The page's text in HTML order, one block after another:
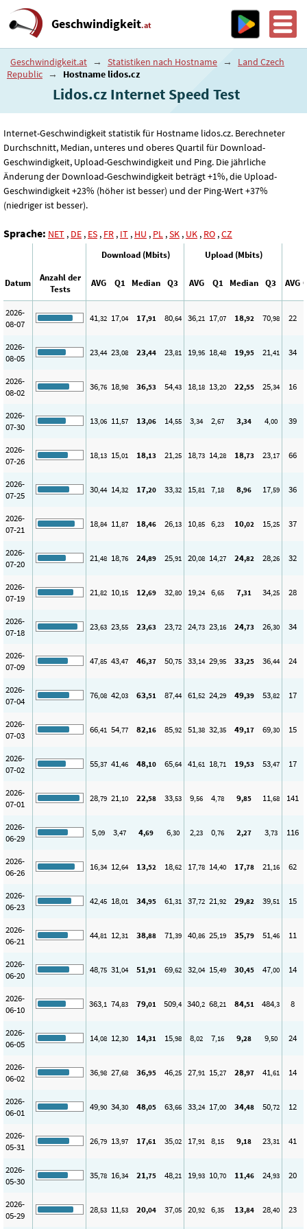
Geschwindigkeit.at
Geschwindigkeit.at → Statistiken nach Hostname →
Land Czech
Republic → Hostname lidos.cz
Lidos.cz Internet Speed ​​Test
Internet-Geschwindigkeit statistik für Hostname lidos.cz. Berechneter
Durchschnitt, Median, unteres und oberes Quartil für Download-
Geschwindigkeit, Upload-Geschwindigkeit und Ping. Die jährliche
Änderung der Download-Geschwindigkeit beträgt +1%, die Upload-
Geschwindigkeit +23% (höher ist besser) und der Ping-Wert +37%
(niedriger ist besser).
Sprache: NET , DE , ES , FR , IT , HU , PL ,SK , UK , RO ,CZ
Download (Mbits) Upload (Mbits)
Datum
Anzahl der
Tests
AVG Q1 Median Q3 AVG Q1 Median Q3 AVG
2026-
08-07
41,32 17,04 17,91 80,64 36,21 17,07 18,92 70,98 22
2026-
08-05
23,44 23,08 23,44 23,81 19,95 18,48 19,95 21,41 34
2026-
08-02
36,76 18,98 36,53 54,43 18,18 13,20 22,55 25,34 16
2026-
07-30
13,06 11,57 13,06 14,55 3,34 2,67 3,34 4,00 39
2026-
07-26
18,13 15,01 18,13 21,25 18,73 14,28 18,73 23,17 66
2026-
07-25
30,44 14,32 17,20 33,32 15,81 7,18 8,96 17,59 36
2026-
07-21
18,84 11,87 18,46 26,13 10,85 6,23 10,02 15,25 37
2026-
07-20
21,48 18,76 24,89 25,91 20,08 14,27 24,82 28,26 32
2026-
07-19
21,82 10,15 12,69 32,80 19,24 6,65 7,31 34,25 28
2026-
07-18
23,63 23,55 23,63 23,72 24,73 23,16 24,73 26,30 34
2026-
07-09
47,85 43,47 46,37 50,75 33,14 29,95 33,25 36,44 24
2026-
07-04
76,08 42,03 63,51 87,44 61,52 24,29 49,39 53,82 17
2026-
07-03
66,41 54,77 82,16 85,92 51,38 32,35 49,17 69,30 15
2026-
07-02
55,37 41,46 48,10 65,64 41,61 18,71 19,53 53,47 17
2026-
07-01
28,79 21,10 22,58 33,53 9,56 4,78 9,85 11,68 141
2026-
06-29
5,09 3,47 4,69 6,30 2,23 0,76 2,27 3,73 116
2026-
06-26
16,34 12,64 13,52 18,62 17,78 14,40 17,78 21,16 62
2026-
06-23
42,45 18,01 34,95 61,31 37,72 21,92 29,82 39,51 15
2026-
06-21
44,81 12,31 38,88 71,39 40,86 25,19 35,79 51,46 11
2026-
06-20
48,75 31,04 51,91 69,62 32,04 15,49 30,45 47,00 14
2026-
06-10
363,1 74,83 79,01 509,4 340,2 68,21 84,51 484,3 8
2026-
06-05
14,08 12,30 14,31 15,98 8,02 7,16 9,28 9,50 24
2026-
06-02
36,98 27,68 36,95 46,25 27,91 15,27 28,97 41,61 14
2026-
06-01
49,90 34,30 48,05 63,66 33,24 17,00 34,48 50,72 12
2026-
05-31
26,79 13,97 17,61 35,02 17,91 8,15 9,18 23,31 41
2026-
05-30
35,78 16,34 21,75 48,21 19,93 10,70 11,46 24,93 20
2026-
05-29
28,53 11,53 20,04 37,05 20,92 6,35 13,84 28,40 23